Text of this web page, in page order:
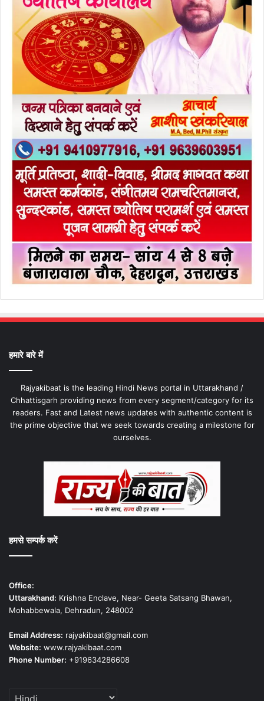
हमारे बारे में
Rajyakibaat is the leading Hindi News portal in Uttarakhand /
Chhattisgarh providing news from every segment/category for its
readers. Fast and Latest news updates with authentic content is
the prime objective that we seek towards creating a milestone for
ourselves.
हमसे सम्पर्क करें
Office:
Uttarakhand: Krishna Enclave, Near- Geeta Satsang Bhawan,
Mohabbewala, Dehradun, 248002
Email Address: rajyakibaat@gmail.com
Website: www.rajyakibaat.com
Phone Number: +919634286608